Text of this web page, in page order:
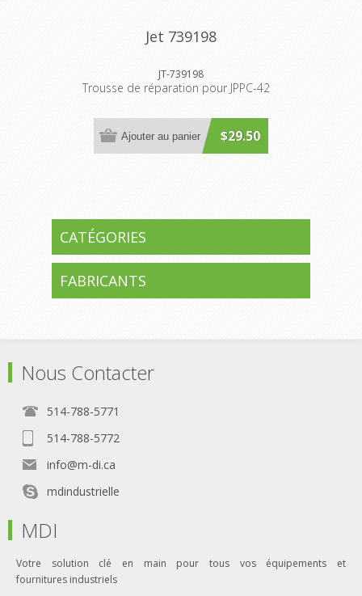
Jet 739198
JT-739198
Trousse de réparation pour JPPC-42
$29.50
Ajouter au panier
CATÉGORIES
FABRICANTS
Nous Contacter
514-788-5771
514-788-5772
info@m-di.ca
mdindustrielle
MDI
Votre solution clé en main pour tous vos équipements et
fournitures industriels